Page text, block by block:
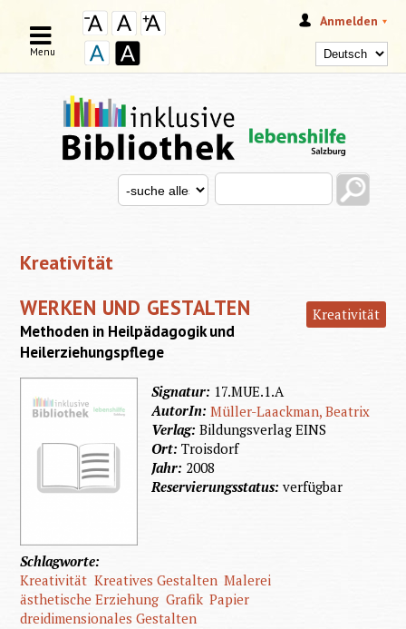
Anmelden
SUCHFORMULAR
Search this site
Search for
Menu
Kreativität
WERKEN UND GESTALTEN Kreativität
Methoden in Heilpädagogik und
Heilerziehungspflege
Signatur: 17.MUE.1.A
AutorIn:Müller-Laackman, Beatrix
Verlag:Bildungsverlag EINS
Ort:Troisdorf
Jahr: 2008
Reservierungsstatus:verfügbar
Schlagworte:
Kreativität Kreatives Gestalten Malerei
ästhetische Erziehung Grafik Papier
dreidimensionales Gestalten